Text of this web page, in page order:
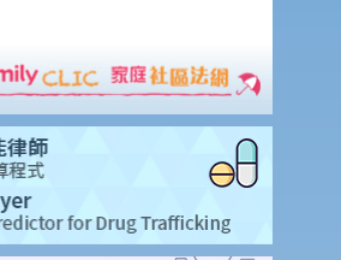
情况下向我索取身分证号码或身分证副本?
身分证号码登记在大厦入口处的访客登记册
身分证？
我的身分证号码或收集我的身分证副本？
否收集我的身分证副本？
该会所可否要求我提供身分证号码及身分证